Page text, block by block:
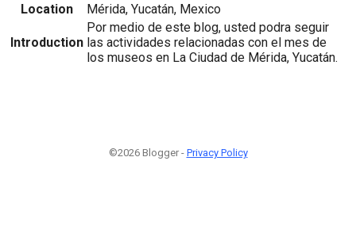
Location
Mérida, Yucatán, Mexico
Introduction
Por medio de este blog, usted podra seguir
las actividades relacionadas con el mes de
los museos en La Ciudad de Mérida, Yucatán.
©2026 Blogger - Privacy Policy